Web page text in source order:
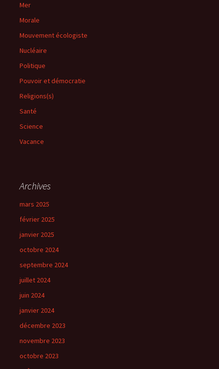
Mer
Morale
Mouvement écologiste
Nucléaire
Politique
Pouvoir et démocratie
Religions(s)
Santé
Science
Vacance
Archives
mars 2025
février 2025
janvier 2025
octobre 2024
septembre 2024
juillet 2024
juin 2024
janvier 2024
décembre 2023
novembre 2023
octobre 2023